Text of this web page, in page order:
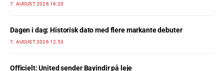
7. AUGUST 2026 16:20
Dagen i dag: Historisk dato med flere markante debuter
7. AUGUST 2026 12:53
Officielt: United sender Bayindir på leje